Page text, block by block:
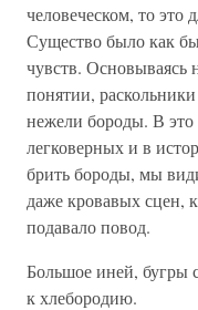
человеческом, то это
Существо было как
чувств. Основываясь
понятии,
нежели бороды. В
легковерных и в
брить бороды, мы
даже кровавых сцен,
подавало повод.
Большое иней, бугры
к хлебородию.